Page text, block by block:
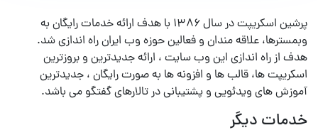
پرشین اسکریپت در سال ۱۳۸۶ با هدف ارائه خدمات رایگان به
وبمسترها، علاقه مندان و فعالین حوزه وب ایران راه اندازی شد.
هدف از راه اندازی این وب سایت ، ارائه جدیدترین و بروزترین
اسکریپت ها، قالب ها و افزونه ها به صورت رایگان ، جدیدترین
آموزش های ویدئویی و پشتیبانی در تالارهای گفتگو می باشد.
خدمات دیگر